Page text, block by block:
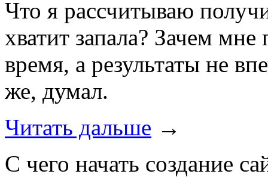
Что я рассчитываю
хватит запала? Зачем
время, а результаты не
же, думал.
Читать дальше →
С чего начать создание